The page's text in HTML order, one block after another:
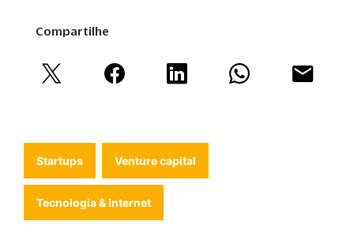
Compartilhe
Startups Venture capital
Tecnologia & Internet